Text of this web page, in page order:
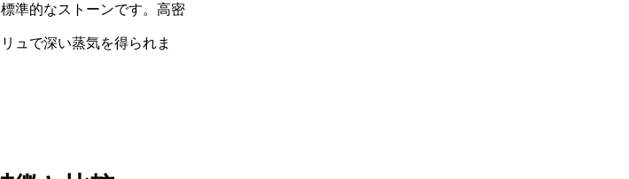
準的なストーンです。高密
ュで深い蒸気を得られま